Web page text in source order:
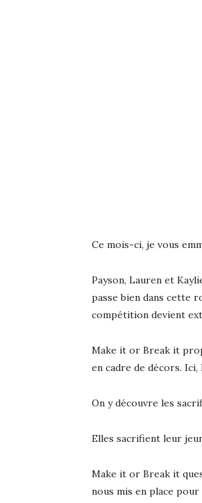
Ce mois-ci, je vous
Payson, Lauren et
passe bien dans cette
compétition devient
Make it or Break it
en cadre de décors.
On y découvre les
Elles sacrifient leur
Make it or Break it
nous mis en place